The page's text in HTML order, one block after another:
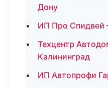
Дону
ИП Про Спидвей
Техцентр
Калининград
ИП Автопрофи